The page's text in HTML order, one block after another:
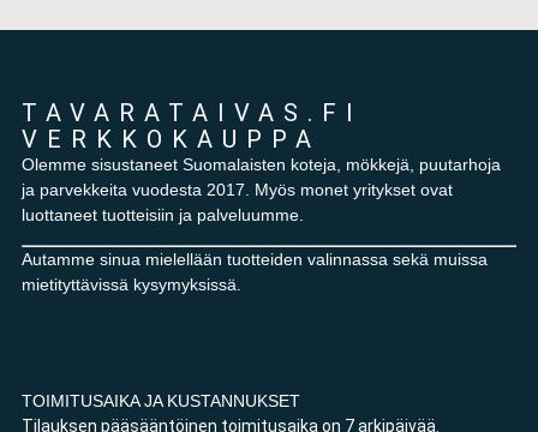
TAVARATAIVAS.FI
VERKKOKAUPPA
Olemme sisustaneet Suomalaisten koteja, mökkejä, puutarhoja
ja parvekkeita vuodesta 2017. Myös monet yritykset ovat
luottaneet tuotteisiin ja palveluumme.
Autamme sinua mielellään tuotteiden valinnassa sekä muissa
mietityttävissä kysymyksissä.
TOIMITUSAIKA JA KUSTANNUKSET
Tilauksen pääsääntöinen toimitusaika on 7 arkipäivää.